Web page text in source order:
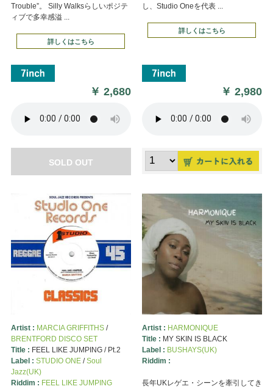
Trouble”。 Silly Walksらしいポジテ
ィブで多幸感溢 ...
詳しくはこちら
￥2,680
SOLD OUT
し、Studio Oneを代表 ...
詳しくはこちら
￥2,980
Artist : MARCIA GRIFFITHS/
BRENTFORD DISCO SET
Title : FEEL LIKE JUMPING / Pt.2
Label : STUDIO ONE/Soul
Jazz(UK)
Riddim : FEEL LIKE JUMPING
Artist : HARMONIQUE
Title : MY SKIN IS BLACK
Label : BUSHAYS(UK)
Riddim :
長年UKレゲエ・シーンを牽引してき